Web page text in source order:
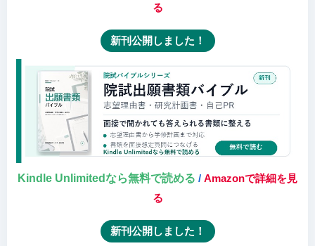
る
新刊公開しました！
Kindle Unlimitedなら無料で読める / Amazonで詳細を見
る
新刊公開しました！